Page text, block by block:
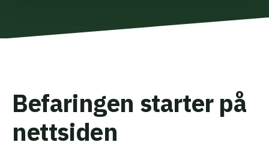
Befaringen starter på
nettsiden